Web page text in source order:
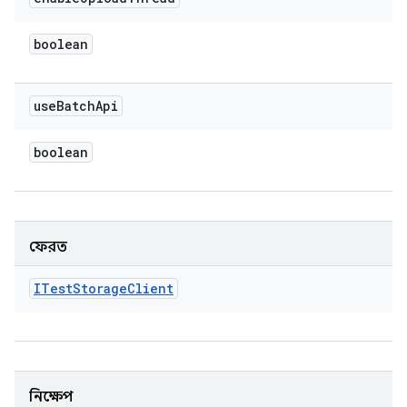
boolean
useBatchApi
boolean
ফেরত
ITestStorageClient
নিক্ষেপ